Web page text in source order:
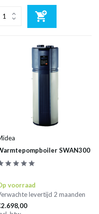
SWAN300
voorraad
levertijd 2 maanden